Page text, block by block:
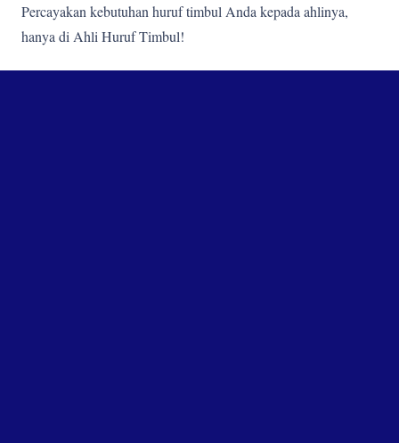
Percayakan kebutuhan huruf timbul Anda kepada ahlinya,
hanya di Ahli Huruf Timbul!